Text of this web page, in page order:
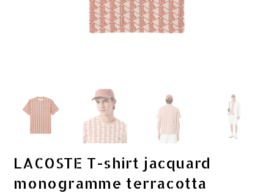
LACOSTE T-shirt jacquard
monogramme terracotta